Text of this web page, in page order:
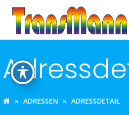
Inhalt
ADRESSEN ADRESSDETAIL